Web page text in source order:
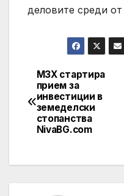
деловите среди
Post
navigation
МЗХ стартира
прием за
инвестиции в
земеделски
стопанства
NivaBG.com